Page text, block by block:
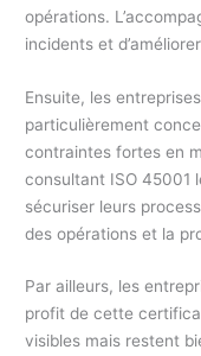
opérations.
incidents et
Ensuite, les
particulièrement
contraintes fortes en
consultant ISO 45001
sécuriser leurs
des opérations et la
Par ailleurs, les
profit de cette
visibles mais restent